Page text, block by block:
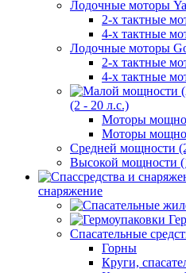
Лодочные моторы
2-х тактные
4-х тактные
Лодочные моторы
2-х тактные
4-х тактные
(2 - 20 л.с.)
Моторы
Моторы
Средней мощности
Высокой мощности
снаряжение
Спасательные
Горны
Круги,